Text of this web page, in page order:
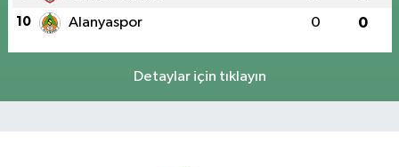
10 Alanyaspor 0 0
Detaylar için tıklayın